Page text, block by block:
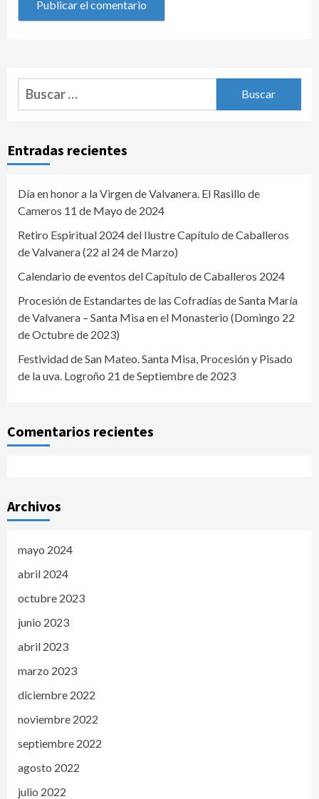
Buscar:
Entradas recientes
Día en honor a la Virgen de Valvanera. El Rasillo de
Cameros 11 de Mayo de 2024
Retiro Espiritual 2024 del Ilustre Capítulo de Caballeros
de Valvanera (22 al 24 de Marzo)
Calendario de eventos del Capítulo de Caballeros 2024
Procesión de Estandartes de las Cofradías de Santa María
de Valvanera – Santa Misa en el Monasterio (Domingo 22
de Octubre de 2023)
Festividad de San Mateo. Santa Misa, Procesión y Pisado
de la uva. Logroño 21 de Septiembre de 2023
Comentarios recientes
Archivos
mayo 2024
abril 2024
octubre 2023
junio 2023
abril 2023
marzo 2023
diciembre 2022
noviembre 2022
septiembre 2022
agosto 2022
julio 2022